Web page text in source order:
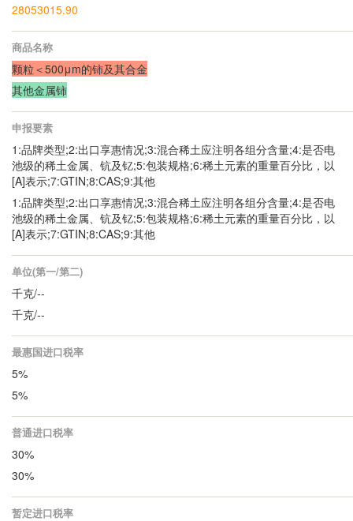
28053015.90
商品名称
颗粒＜500μm的铈及其合金
其他金属铈
申报要素
1:品牌类型;2:出口享惠情况;3:混合稀土应注明各组分含量;4:是否电
池级的稀土金属、钪及钇;5:包装规格;6:稀土元素的重量百分比，以
[A]表示;7:GTIN;8:CAS;9:其他
1:品牌类型;2:出口享惠情况;3:混合稀土应注明各组分含量;4:是否电
池级的稀土金属、钪及钇;5:包装规格;6:稀土元素的重量百分比，以
[A]表示;7:GTIN;8:CAS;9:其他
单位(第一/第二)
千克/--
千克/--
最惠国进口税率
5%
5%
普通进口税率
30%
30%
暂定进口税率